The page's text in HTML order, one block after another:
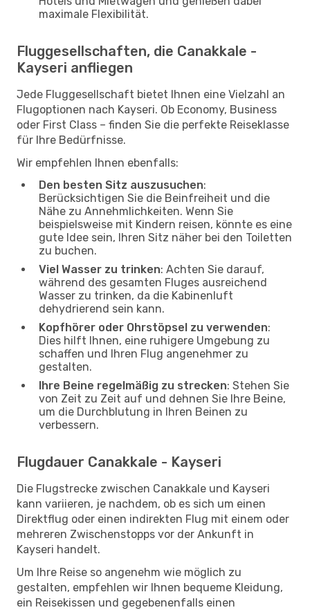
maximale Flexibilität.
Fluggesellschaften, die Canakkale -
Kayseri anfliegen
Jede Fluggesellschaft bietet Ihnen eine Vielzahl an
Flugoptionen nach Kayseri. Ob Economy, Business
oder First Class – finden Sie die perfekte Reiseklasse
für Ihre Bedürfnisse.
Wir empfehlen Ihnen ebenfalls:
Den besten Sitz auszusuchen:
Berücksichtigen Sie die Beinfreiheit und die
Nähe zu Annehmlichkeiten. Wenn Sie
beispielsweise mit Kindern reisen, könnte es eine
gute Idee sein, Ihren Sitz näher bei den Toiletten
zu buchen.
Viel Wasser zu trinken: Achten Sie darauf,
während des gesamten Fluges ausreichend
Wasser zu trinken, da die Kabinenluft
dehydrierend sein kann.
Kopfhörer oder Ohrstöpsel zu verwenden:
Dies hilft Ihnen, eine ruhigere Umgebung zu
schaffen und Ihren Flug angenehmer zu
gestalten.
Ihre Beine regelmäßig zu strecken: Stehen Sie
von Zeit zu Zeit auf und dehnen Sie Ihre Beine,
um die Durchblutung in Ihren Beinen zu
verbessern.
Flugdauer Canakkale - Kayseri
Die Flugstrecke zwischen Canakkale und Kayseri
kann variieren, je nachdem, ob es sich um einen
Direktflug oder einen indirekten Flug mit einem oder
mehreren Zwischenstopps vor der Ankunft in
Kayseri handelt.
Um Ihre Reise so angenehm wie möglich zu
gestalten, empfehlen wir Ihnen bequeme Kleidung,
ein Reisekissen und gegebenenfalls einen